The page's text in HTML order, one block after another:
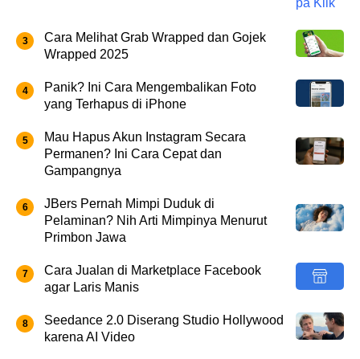
Cara Melihat Grab Wrapped dan Gojek
Wrapped 2025
Panik? Ini Cara Mengembalikan Foto
yang Terhapus di iPhone
Mau Hapus Akun Instagram Secara
Permanen? Ini Cara Cepat dan
Gampangnya
JBers Pernah Mimpi Duduk di
Pelaminan? Nih Arti Mimpinya Menurut
Primbon Jawa
Cara Jualan di Marketplace Facebook
agar Laris Manis
Seedance 2.0 Diserang Studio Hollywood
karena AI Video